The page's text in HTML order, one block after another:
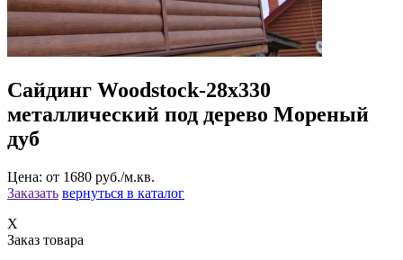
Сайдинг Woodstock-28х330
металлический под дерево Мореный
дуб
Цена: от 1680 руб./м.кв.
Заказать вернуться в каталог
X
Заказ товара